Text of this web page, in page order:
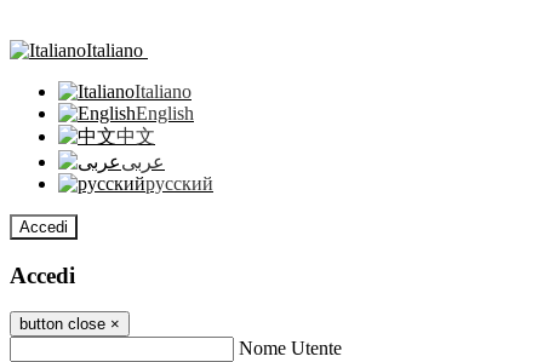
Italiano
Italiano
English
中文
عربى
русский
Accedi
Accedi
button close ×
Nome Utente